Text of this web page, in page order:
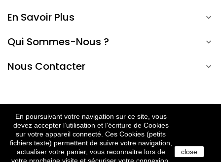
En Savoir Plus 
Qui Sommes-Nous ? 
Nous Contacter 
En poursuivant votre navigation sur ce site, vous
devez accepter l’utilisation et l'écriture de Cookies
sur votre appareil connecté. Ces Cookies (petits
fichiers texte) permettent de suivre votre navigation,
actualiser votre panier, vous reconnaitre lors de
close
EN
© 2022 Ônature. Tous droits réservés.